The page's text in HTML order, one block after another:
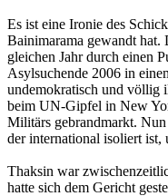
Es ist eine Ironie des
Bainimarama gewandt hat.
gleichen Jahr durch einen
Asylsuchende 2006 in
undemokratisch und völlig
beim UN-Gipfel in New
Militärs gebrandmarkt. Nun
der international isoliert ist,
Thaksin war
hatte sich dem Gericht